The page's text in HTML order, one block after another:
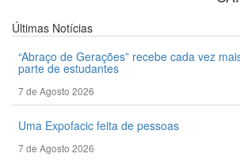
Últimas Notícias
“Abraço de Gerações” recebe cada vez
parte de estudantes
7 de Agosto 2026
Uma Expofacic feita de pessoas
7 de Agosto 2026